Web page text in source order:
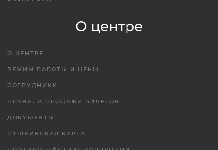
О центре
О ЦЕНТРЕ
РЕЖИМ РАБОТЫ И ЦЕНЫ
СОТРУДНИКИ
ПРАВИЛА ПРОДАЖИ БИЛЕТОВ
ДОКУМЕНТЫ
ПУШКИНСКАЯ КАРТА